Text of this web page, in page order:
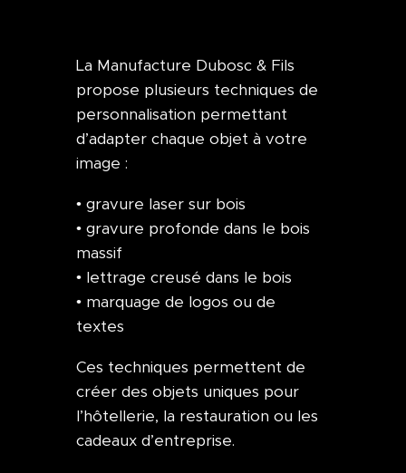
La Manufacture Dubosc & Fils
propose plusieurs techniques de
personnalisation permettant
d’adapter chaque objet à votre
image :
• gravure laser sur bois
• gravure profonde dans le bois
massif
• lettrage creusé dans le bois
• marquage de logos ou de
textes
Ces techniques permettent de
créer des objets uniques pour
l’hôtellerie, la restauration ou les
cadeaux d’entreprise.